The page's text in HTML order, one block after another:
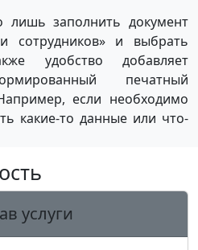
лишь заполнить документ
сотрудников» и выбрать
удобство добавляет
печатный
если необходимо
какие-то данные или что-
услуги